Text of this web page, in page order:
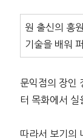
원 출신의 홍
기술을 배워
문익점의 장인
터 목화에서 실
따라서 보기의